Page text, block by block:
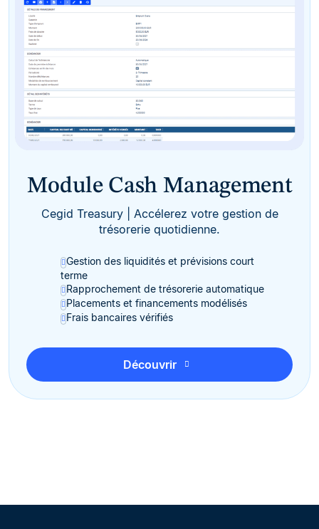
Module Cash Management
Cegid Treasury | Accélerez votre gestion de
trésorerie quotidienne.
Gestion des liquidités et prévisions court
terme
Rapprochement de trésorerie automatique
Placements et financements modélisés
Frais bancaires vérifiés
Découvrir